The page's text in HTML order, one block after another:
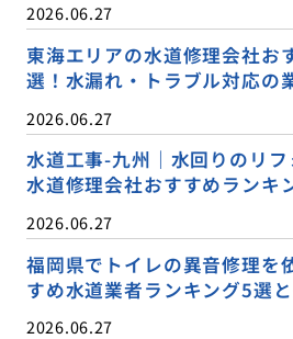
2026.06.27
東海エリアの水道修理会社お
選！水漏れ・トラブル対応の
2026.06.27
水道工事-九州｜水回りのリ
水道修理会社おすすめランキ
2026.06.27
福岡県でトイレの異音修理を
すめ水道業者ランキング5選
2026.06.27